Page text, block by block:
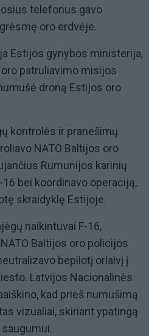
telefonus gavo
oro erdvėje.
Estijos gynybos ministerija,
patruliavimo misijos
droną Estijos oro
kontrolės ir pranešimų
NATO Baltijos oro
Rumunijos karinių
bei koordinavo operaciją,
skraidyklę Estijoje.
naikintuvai F-16,
Baltijos oro policijos
bepilotį orlaivį į
Latvijos Nacionalinės
kad prieš numušimą
vizualiai, skiriant ypatingą